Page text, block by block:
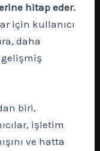
hitap eder.
için kullanıcı
daha
biri,
işletim
ve hatta